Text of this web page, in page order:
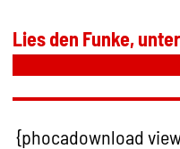
Lies den Funke,
{phocadownload